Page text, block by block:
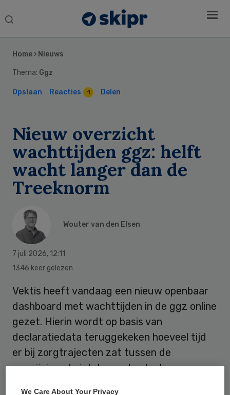
Search
Home › Nieuws
Thema: Ggz
Opslaan Reacties 1 Delen
Nieuw overzicht
wachttijden ggz: helft
wacht langer dan de
Treeknorm
Wouter van den Elsen
7 juli 2026, 12:11
1346 keer gelezen
Vektis heeft vandaag een nieuw openbaar
dashboard met wachttijden in de ggz online
gezet. Hierin wordt op basis van
declaratiedata teruggekeken hoeveel tijd
er bij zorgtrajecten zat tussen de
verwijzing, de intake en de start van
Sidebar
We Care About Your Privacy